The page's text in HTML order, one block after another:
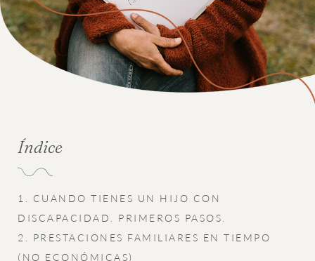
Índice
1. CUANDO TIENES UN HIJO CON
DISCAPACIDAD. PRIMEROS PASOS.
2. PRESTACIONES FAMILIARES EN TIEMPO
(NO ECONÓMICAS)